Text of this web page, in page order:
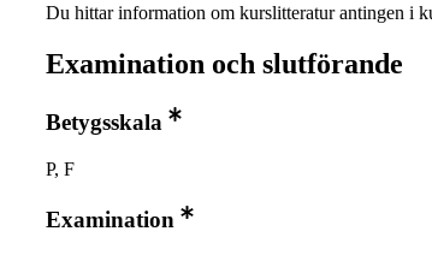
Du hittar information om kurslitteratur antingen i
Examination och slutförande
Betygsskala
P, F
Examination